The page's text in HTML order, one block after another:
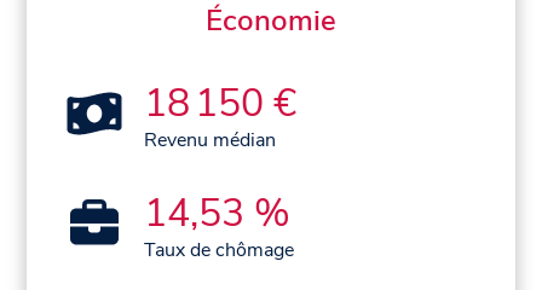
Économie
18 150 €
Revenu médian
14,53 %
Taux de chômage